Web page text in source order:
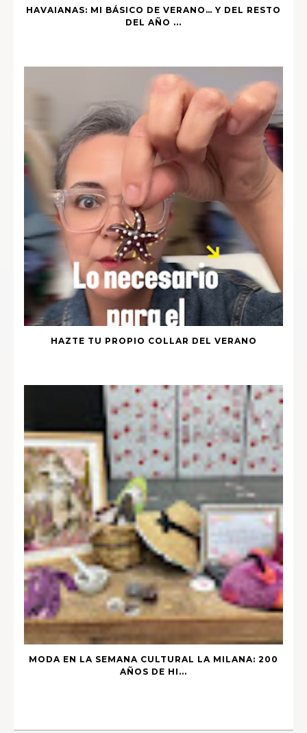
HAVAIANAS: MI BÁSICO DE VERANO… Y DEL RESTO
DEL AÑO ...
HAZTE TU PROPIO COLLAR DEL VERANO
MODA EN LA SEMANA CULTURAL LA MILANA: 200
AÑOS DE HI...